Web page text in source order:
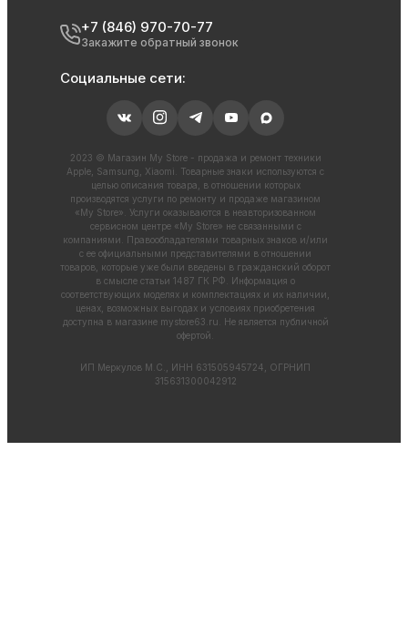
+7 (846) 970-70-77
Закажите обратный звонок
Социальные сети:
2023 © Магазин My Store - продажа и ремонт техники
Apple, Samsung, Xiaomi. Товарные знаки используются с
целью описания товара, в отношении которых
производятся услуги по ремонту и продаже магазином
«My Store». Услуги оказываются в неавторизованном
сервисном центре «My Store» не связанными с
компаниями. Правообладателями товарных знаков и/или
с ее официальными представителями в отношении
товаров, которые уже были введены в гражданский оборот
в смысле статьи 1487 ГК РФ. Информация о
соответствующих моделях и комплектациях и их наличии,
ценах, возможных выгодах и условиях приобретения
доступна в магазине mystore63.ru . Не является публичной
офертой.
ИП Меркулов М.С., ИНН 631505945724, ОГРНИП
315631300042912